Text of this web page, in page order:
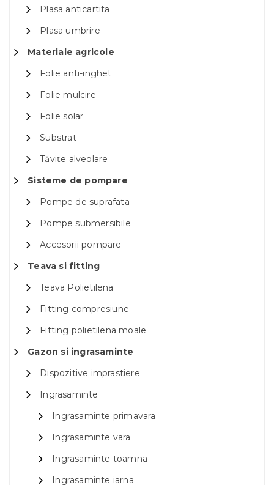
Plasa anticartita
Plasa umbrire
Materiale agricole
Folie anti-inghet
Folie mulcire
Folie solar
Substrat
Tăvițe alveolare
Sisteme de pompare
Pompe de suprafata
Pompe submersibile
Accesorii pompare
Teava si fitting
Teava Polietilena
Fitting compresiune
Fitting polietilena moale
Gazon si ingrasaminte
Dispozitive imprastiere
Ingrasaminte
Ingrasaminte primavara
Ingrasaminte vara
Ingrasaminte toamna
Ingrasaminte iarna